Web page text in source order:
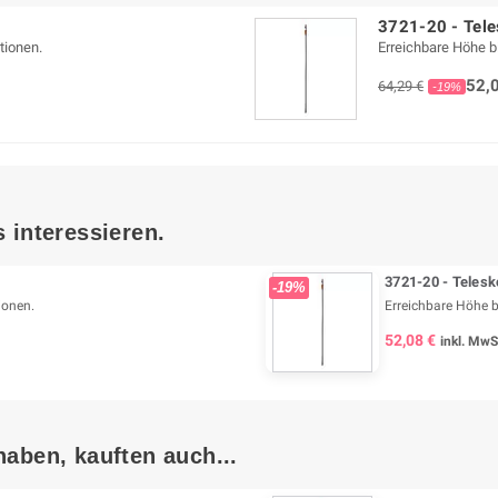
3721-20 -
Erreichbare Höhe
64,29 € -19%
interessieren.
-19% 3721-20 -
Erreichbare Höhe
52,08 € inkl.
kauften auch...